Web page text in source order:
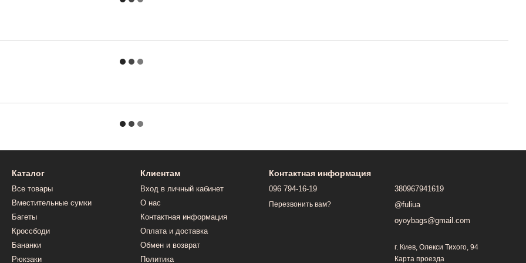
Каталог
Все товары
Вместительные сумки
Багеты
Кроссбоди
Бананки
Рюкзаки
Клиентам
Вход в личный кабинет
О нас
Контактная информация
Оплата и доставка
Обмен и возврат
Политика
Контактная информация
096 794-16-19
Перезвонить вам?
380967941619
@fuliua
oyoybags@gmail.com
г. Киев, Олекси Тихого, 94
Карта проезда